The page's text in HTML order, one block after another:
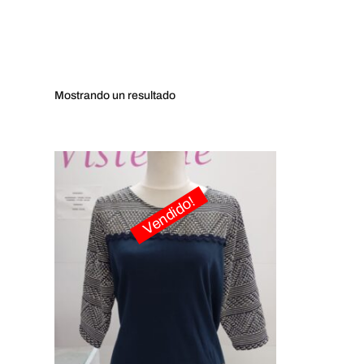
Mostrandoun resultado
Vendido!